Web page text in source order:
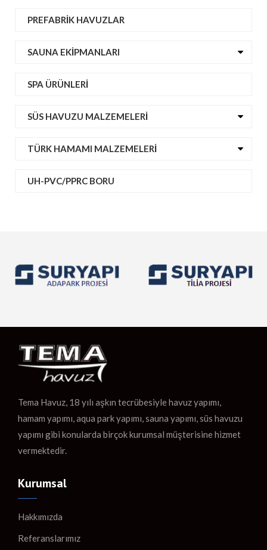
PREFABRIK HAVUZLAR
SAUNA EKIPMANLARI
SPA ÜRÜNLERI
SÜS HAVUZU MALZEMELERI
TÜRK HAMAMI MALZEMELERI
UH-PVC/PPRC BORU
Tema Havuz, 18 yılı aşkın tecrübesiyle havuz yapımı,
hamam yapımı, aqua park yapımı, sauna yapımı, süs havuzu
yapımı gibi konularda birçok kurumsal müşterisine hizmet
vermektedir.
Kurumsal
Hakkımızda
Referanslarımız